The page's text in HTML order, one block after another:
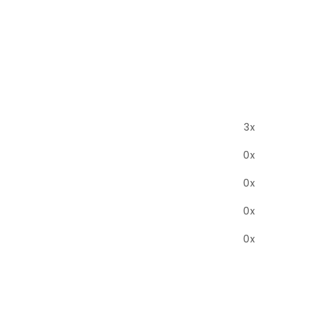
3x
0x
0x
0x
0x